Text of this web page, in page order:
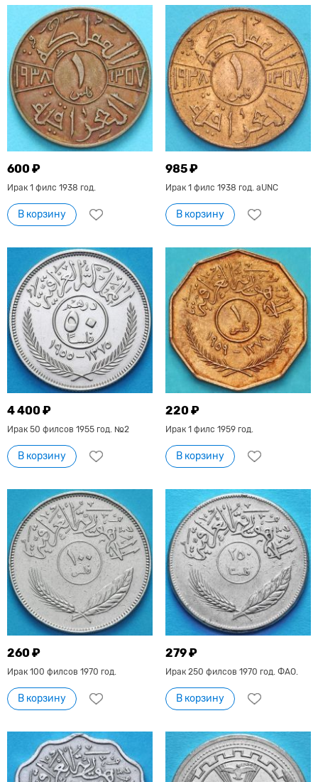
600 ₽
Ирак 1 филс 1938 год.
В корзину
985 ₽
Ирак 1 филс 1938 год. aUNC
В корзину
4 400 ₽
Ирак 50 филсов 1955 год. №2
В корзину
220 ₽
Ирак 1 филс 1959 год.
В корзину
260 ₽
Ирак 100 филсов 1970 год.
В корзину
279 ₽
Ирак 250 филсов 1970 год. ФАО.
В корзину